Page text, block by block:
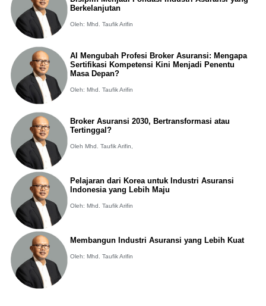
Berkelanjutan
Oleh: Mhd. Taufik Arifin
AI Mengubah Profesi Broker Asuransi: Mengapa
Sertifikasi Kompetensi Kini Menjadi Penentu
Masa Depan?
Oleh: Mhd. Taufik Arifin
Broker Asuransi 2030, Bertransformasi atau
Tertinggal?
Oleh Mhd. Taufik Arifin,
Pelajaran dari Korea untuk Industri Asuransi
Indonesia yang Lebih Maju
Oleh: Mhd. Taufik Arifin
Membangun Industri Asuransi yang Lebih Kuat
Oleh: Mhd. Taufik Arifin